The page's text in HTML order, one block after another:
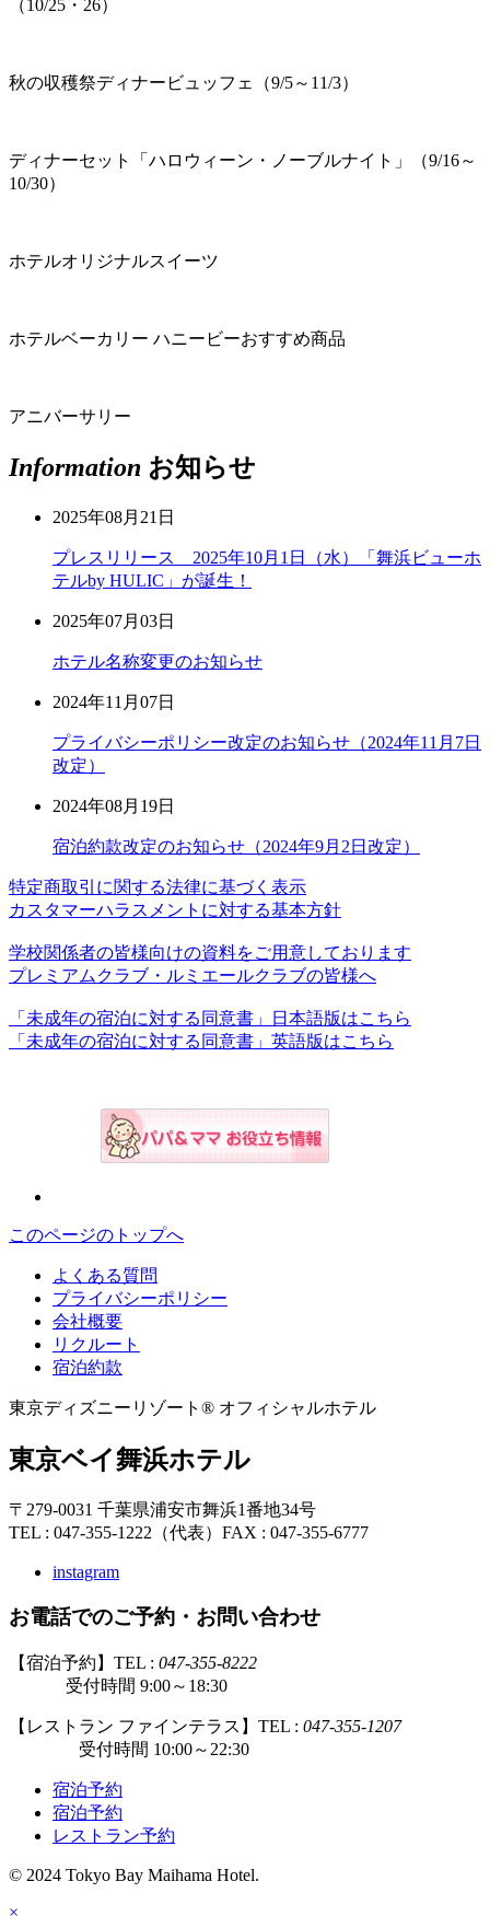
（10/25・26）
秋の収穫祭ディナービュッフェ（9/5～11/3）
ディナーセット「ハロウィーン・ノーブルナイト」（9/16～
10/30）
ホテルオリジナルスイーツ
ホテルベーカリー ハニービーおすすめ商品
アニバーサリー
Information お知らせ
2025年08月21日
プレスリリース 2025年10月1日（水）「舞浜ビューホ
テルby HULIC」が誕生！
2025年07月03日
ホテル名称変更のお知らせ
2024年11月07日
プライバシーポリシー改定のお知らせ（2024年11月7日
改定）
2024年08月19日
宿泊約款改定のお知らせ（2024年9月2日改定）
特定商取引に関する法律に基づく表示
カスタマーハラスメントに対する基本方針
学校関係者の皆様向けの資料をご用意しております
プレミアムクラブ・ルミエールクラブの皆様へ
「未成年の宿泊に対する同意書」日本語版はこちら
「未成年の宿泊に対する同意書」英語版はこちら
このページのトップへ
よくある質問
プライバシーポリシー
会社概要
リクルート
宿泊約款
東京ディズニーリゾート® オフィシャルホテル
東京ベイ舞浜ホテル
〒279-0031 千葉県浦安市舞浜1番地34号
TEL : 047-355-1222（代表） FAX : 047-355-6777
instagram
お電話でのご予約・お問い合わせ
【宿泊予約】TEL : 047-355-8222
受付時間 9:00～18:30
【レストラン ファインテラス】TEL : 047-355-1207
受付時間 10:00～22:30
宿泊予約
宿泊予約
レストラン予約
© 2024 Tokyo Bay Maihama Hotel.
×